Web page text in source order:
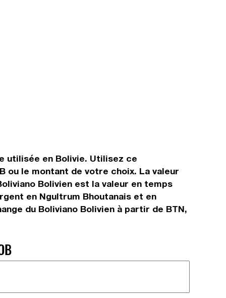
utilisée en Bolivie. Utilisez ce
ou le montant de votre choix. La valeur
Bolivien est la valeur en temps
en Ngultrum Bhoutanais et en
du Boliviano Bolivien à partir de BTN,